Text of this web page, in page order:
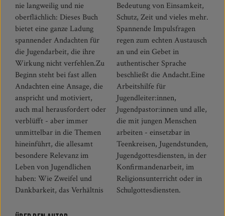
nie langweilig und nie
oberflächlich: Dieses Buch
bietet eine ganze Ladung
spannender Andachten für
die Jugendarbeit, die ihre
Wirkung nicht verfehlen.Zu
Beginn steht bei fast allen
Andachten eine Ansage, die
anspricht und motiviert,
auch mal herausfordert oder
verblüfft - aber immer
unmittelbar in die Themen
hineinführt, die allesamt
besondere Relevanz im
Leben von Jugendlichen
haben: Wie Zweifel und
Dankbarkeit, das Verhältnis
Bedeutung von Einsamkeit,
Schutz, Zeit und vieles mehr.
Spannende Impulsfragen
regen zum echten Austausch
an und ein Gebet in
authentischer Sprache
beschließt die Andacht.Eine
Arbeitshilfe für
Jugendleiter:innen,
Jugendpastor:innen und alle,
die mit jungen Menschen
arbeiten - einsetzbar in
Teenkreisen, Jugendstunden,
Jugendgottesdiensten, in der
Konfirmandenarbeit, im
Religionsunterricht oder in
Schulgottesdiensten.